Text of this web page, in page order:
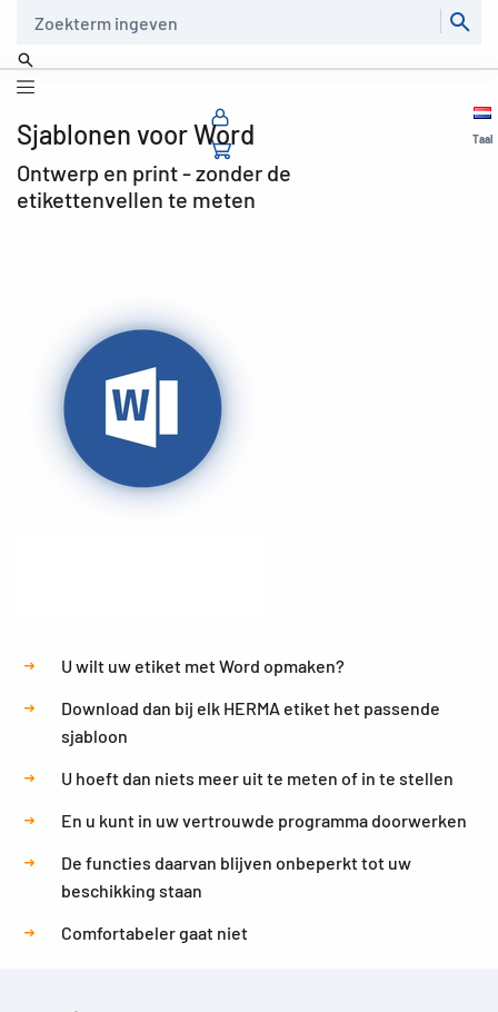
Taal
Sjablonen voor Word
Ontwerp en print - zonder de
etikettenvellen te meten
U wilt uw etiket met Word opmaken?
Download dan bij elk HERMA etiket het passende
sjabloon
U hoeft dan niets meer uit te meten of in te stellen
En u kunt in uw vertrouwde programma doorwerken
De functies daarvan blijven onbeperkt tot uw
beschikking staan
Comfortabeler gaat niet